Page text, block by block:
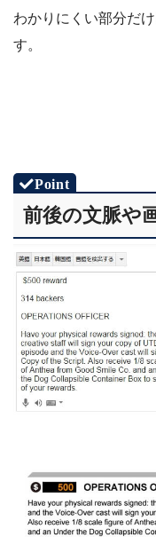
わかりにくい部分だ
す。
前後の文脈や